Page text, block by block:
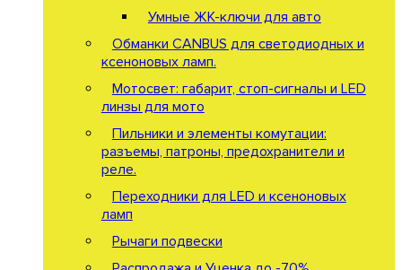
Умные ЖК-ключи для авто
Обманки CANBUS для светодиодных и
ксеноновых ламп.
Мотосвет: габарит, стоп-сигналы и LED
линзы для мото
Пильники и элементы комутации:
разъемы, патроны, предохранители и
реле.
Переходники для LED и ксеноновых
ламп
Рычаги подвески